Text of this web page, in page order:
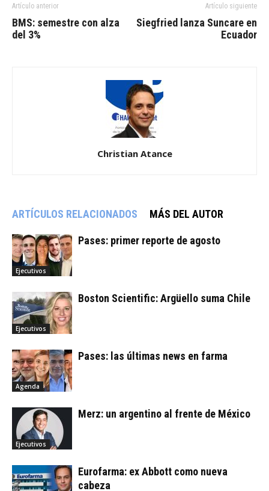
Artículo anterior
BMS: semestre con alza
del 3%
Artículo siguiente
Siegfried lanza Suncare en
Ecuador
Christian Atance
ARTÍCULOS RELACIONADOS MÁS DEL AUTOR
Ejecutivos
Pases: primer reporte de agosto
Ejecutivos
Boston Scientific: Argüello suma Chile
Agenda
Pases: las últimas news en farma
Ejecutivos
Merz: un argentino al frente de México
Eurofarma: ex Abbott como nueva
cabeza